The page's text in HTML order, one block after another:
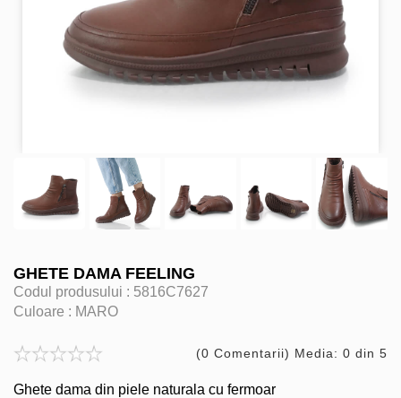
GHETE DAMA FEELING
Codul produsului : 5816C7627
Culoare : MARO
(0 Comentarii) Media: 0 din 5
Ghete dama din piele naturala cu fermoar